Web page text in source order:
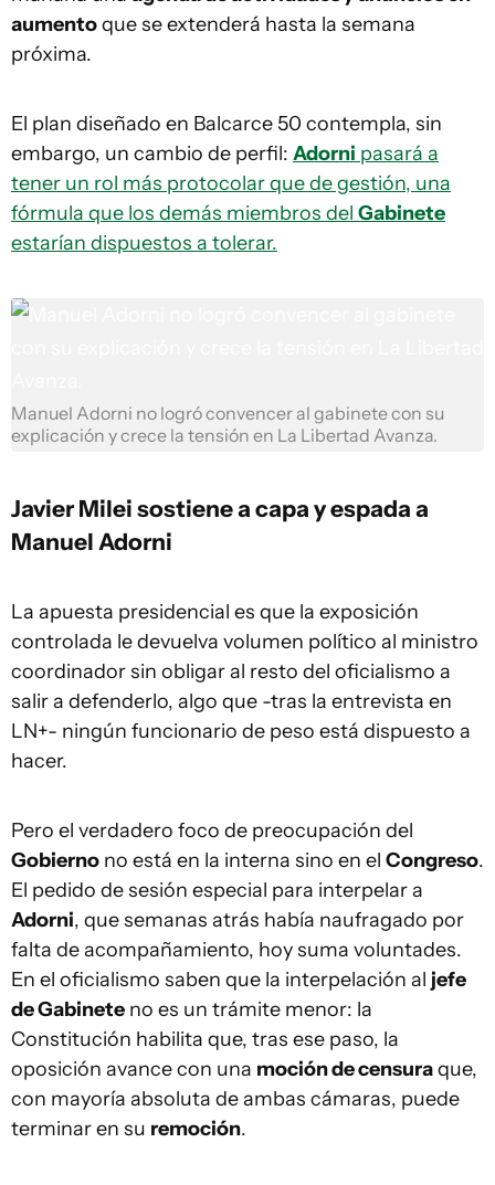
aumentoque se extenderá hasta la semana
próxima.
El plan diseñado en Balcarce 50 contempla, sin
embargo, un cambio de perfil: Adorni pasará a
tener un rol más protocolar que de gestión, una
fórmula que los demás miembros del Gabinete
estarían dispuestos a tolerar.
Manuel Adorni no logró convencer al gabinete con su
explicación y crece la tensión en La Libertad Avanza.
Javier Milei sostiene a capa y espada a
Manuel Adorni
La apuesta presidencial es que la exposición
controlada le devuelva volumen político al ministro
coordinador sin obligar al resto del oficialismo a
salir a defenderlo, algo que -tras la entrevista en
LN+- ningún funcionario de peso está dispuesto a
hacer.
Pero el verdadero foco de preocupación del
Gobierno no está en la interna sino en el Congreso.
El pedido de sesión especial para interpelar a
Adorni, que semanas atrás había naufragado por
falta de acompañamiento, hoy suma voluntades.
En el oficialismo saben que la interpelación al jefe
de Gabinete no es un trámite menor: la
Constitución habilita que, tras ese paso, la
oposición avance con una moción de censuraque,
con mayoría absoluta de ambas cámaras, puede
terminar en su remoción.